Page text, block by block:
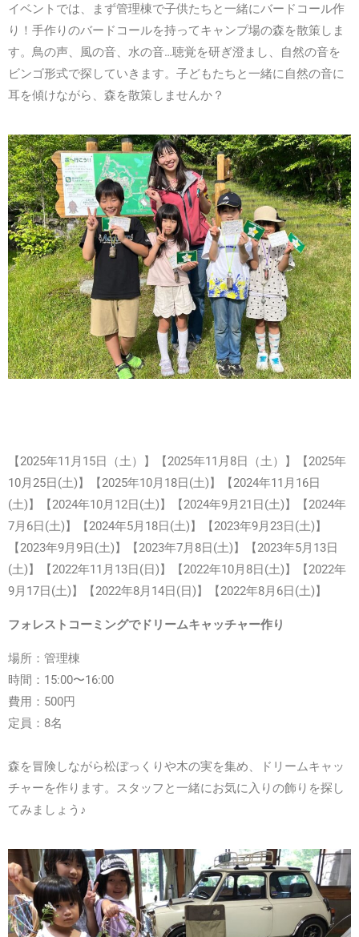
イベントでは、まず管理棟で子供たちと一緒にバードコール作
り！手作りのバードコールを持ってキャンプ場の森を散策しま
す。鳥の声、風の音、水の音…聴覚を研ぎ澄まし、自然の音を
ビンゴ形式で探していきます。子どもたちと一緒に自然の音に
耳を傾けながら、森を散策しませんか？
【2025年11月15日（土）】【2025年11月8日（土）】【2025年
10月25日(土)】【2025年10月18日(土)】
【2024年11月16日
(土)】
【2024年10月12日(土)】 【2024年9月21日(土)】
【2024年
7月6日(土)】 【2024年5月18日(土)】 【2023年9月23日(土)】
【2023年9月9日(土)】【2023年7月8日(土)】 【2023年5月13日
(土)】
【2022年11月13日(日)】 【2022年10月8日(土)】 【2022年
9月17日(土)】
【2022年8月14日(日)】 【2022年8月6日(土)】
フォレストコーミングでドリームキャッチャー作り
場所：管理棟
時間：15:00〜16:00
費用：500円
定員：8名
森を冒険しながら松ぼっくりや木の実を集め、ドリームキャッ
チャーを作ります。スタッフと一緒にお気に入りの飾りを探し
てみましょう♪